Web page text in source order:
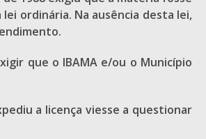
ordinária. Na ausência desta lei,
que o IBAMA e/ou o Município
a licença viesse a questionar